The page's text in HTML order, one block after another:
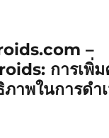
–
การเพิ่ม
าพในการดำ